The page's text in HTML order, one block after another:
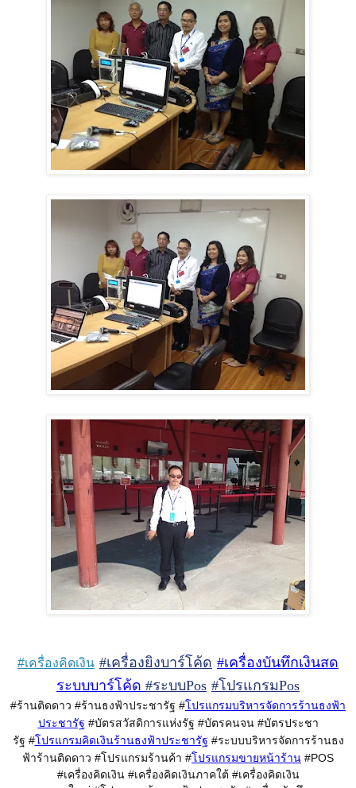
#เครื่องคิดเงิน #เครื่องยิงบาร์โค้ด #เครื่องบันทึกเงินสด
ระบบบาร์โค้ด #ระบบPos #โปรแกรมPos
#ร้านติดดาว #ร้านธงฟ้าประชารัฐ #โปรแกรมบริหารจัดการร้านธงฟ้า
ประชารัฐ #บัตรสวัสดิการแห่งรัฐ #บัตรคนจน #บัตรประชา
รัฐ #โปรแกรมคิดเงินร้านธงฟ้าประชารัฐ #ระบบบริหารจัดการร้านธง
ฟ้าร้านติดดาว #โปรแกรมร้านค้า #โปรแกรมขายหน้าร้าน #POS
#เครื่องคิดเงิน #เครื่องคิดเงินภาคใต้ #เครื่องคิดเงิน